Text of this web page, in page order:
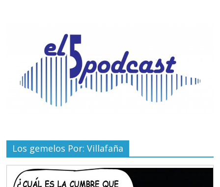
Los gemelos Por: Villafaña